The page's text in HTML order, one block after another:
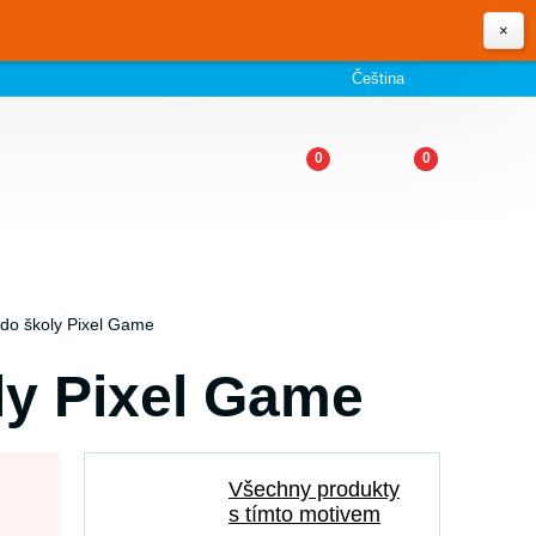
×
Čeština
0 0
školy Pixel Game
Pixel Game
Všechny produkty
s tímto motivem